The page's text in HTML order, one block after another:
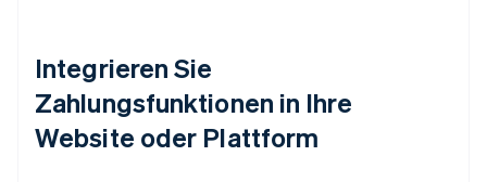
Integrieren Sie
Zahlungsfunktionen in Ihre
Website oder Plattform